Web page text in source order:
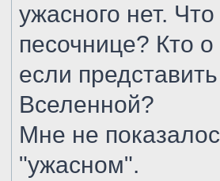
ужасного нет.
песочнице? Кто
если
Вселенной?
Мне не
"ужасном".